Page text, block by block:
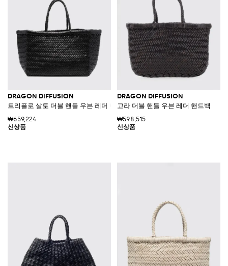
DRAGON DIFFUSION
트리플로 살토 더블 핸들 우븐 레더 핸드백
₩659,224
DRAGON DIFFUSION
고라 더블 핸들 우븐 레더 핸드백
₩598,515